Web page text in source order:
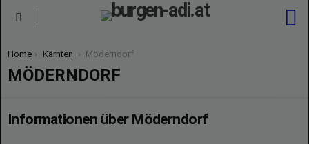
You are here:
Home Kärnten Möderndorf
MÖDERNDORF
Informationen über Möderndorf